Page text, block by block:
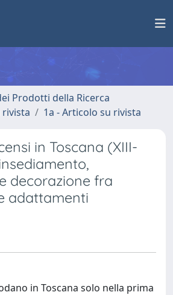
Prodotti della Ricerca
rivista
1a - Articolo su rivista
in Toscana (XIII-
decorazione fra
adattamenti
in Toscana solo nella prima